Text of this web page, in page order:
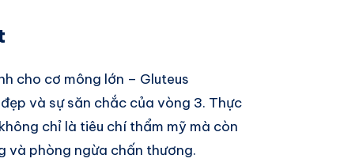
cho cơ mông lớn – Gluteus
và sự săn chắc của vòng 3. Thực
chỉ là tiêu chí thẩm mỹ mà còn
và phòng ngừa chấn thương.